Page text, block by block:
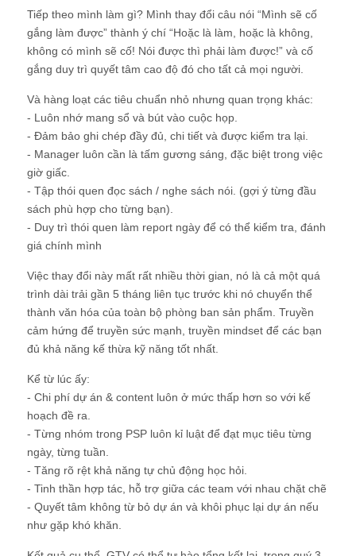
Tiếp theo mình làm gì? Mình thay đổi câu nói “Mình sẽ cố
gắng làm được” thành ý chí “Hoặc là làm, hoặc là không,
không có mình sẽ cố! Nói được thì phải làm được!” và cố
gắng duy trì quyết tâm cao độ đó cho tất cả mọi người.
Và hàng loạt các tiêu chuẩn nhỏ nhưng quan trọng khác:
- Luôn nhớ mang sổ và bút vào cuộc họp.
- Đảm bảo ghi chép đầy đủ, chi tiết và được kiểm tra lại.
- Manager luôn cần là tấm gương sáng, đặc biệt trong việc
giờ giấc.
- Tập thói quen đọc sách / nghe sách nói. (gợi ý từng đầu
sách phù hợp cho từng bạn).
- Duy trì thói quen làm report ngày để có thể kiểm tra, đánh
giá chính mình
Việc thay đổi này mất rất nhiều thời gian, nó là cả một quá
trình dài trải gần 5 tháng liên tục trước khi nó chuyển thể
thành văn hóa của toàn bộ phòng ban sản phẩm. Truyền
cảm hứng để truyền sức mạnh, truyền mindset để các bạn
đủ khả năng kế thừa kỹ năng tốt nhất.
Kể từ lúc ấy:
- Chi phí dự án & content luôn ở mức thấp hơn so với kế
hoạch đề ra.
- Từng nhóm trong PSP luôn kỉ luật để đạt mục tiêu từng
ngày, từng tuần.
- Tăng rõ rệt khả năng tự chủ động học hỏi.
- Tinh thần hợp tác, hỗ trợ giữa các team với nhau chặt chẽ
- Quyết tâm không từ bỏ dự án và khôi phục lại dự án nếu
như gặp khó khăn.